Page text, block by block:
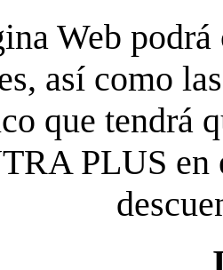
Web
así como
que tendrá
PLUS en